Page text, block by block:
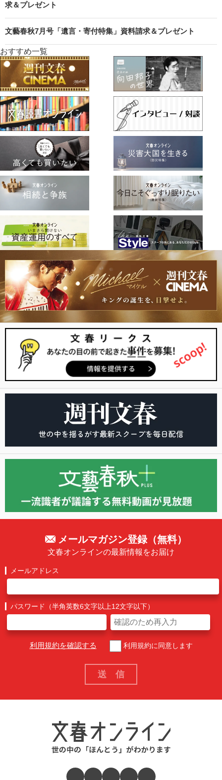
求＆プレゼント
文藝春秋7月号「遺言・寄付特集」資料請求＆プレゼント
おすすめ一覧
メールマガジン登録（無料）
文春オンラインの最新情報をお届け
メールアドレス
パスワード（半角英数6文字以上12文字以下）
利用規約を確認する 利用規約に同意します